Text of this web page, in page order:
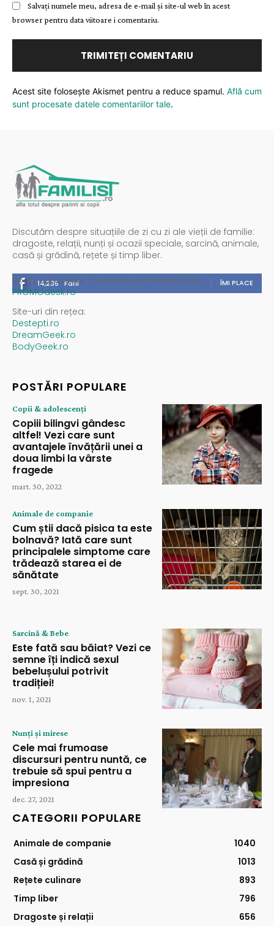
Salvați numele meu, adresa de e-mail și site-ul web în acest
browser pentru data viitoare i comentariu.
Acest site folosește Akismet pentru a reduce spamul. Află cum
sunt procesate datele comentariilor tale.
Discutăm despre situațiile de zi cu zi ale vieții de familie:
dragoste, relații, nunți și ocazii speciale, sarcină, animale,
casă și grădină, rețete și timp liber.
14,235 Fani ÎMI PLACE
Spații publicitare / reclamă administrată de
PROMOdesk.ro
Site-uri din rețea:
Destepti.ro
DreamGeek.ro
BodyGeek.ro
POSTĂRI POPULARE
Copii & adolescenți
Copiii bilingvi gândesc
altfel! Vezi care sunt
avantajele învățării unei a
doua limbi la vârste
fragede
mart. 30, 2022
Animale de companie
Cum știi dacă pisica ta este
bolnavă? Iată care sunt
principalele simptome care
trădează starea ei de
sănătate
sept. 30, 2021
Sarcină & Bebe
Este fată sau băiat? Vezi ce
semne îți indică sexul
bebelușului potrivit
tradiției!
nov. 1, 2021
Nunți și mirese
Cele mai frumoase
discursuri pentru nuntă, ce
trebuie să spui pentru a
impresiona
dec. 27, 2021
CATEGORII POPULARE
Animale de companie
1040
Casă și grădină
1013
Rețete culinare
893
Timp liber
796
Dragoste și relații
656